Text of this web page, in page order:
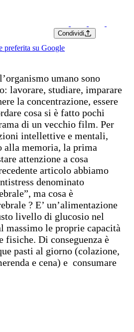
Condividi
preferita su Google
umano sono
lavorare, studiare, imparare
la concentrazione, essere
cosa si è fatto pochi
di un vecchio film. Per
intellettive e mentali,
alla memoria, la prima
attenzione a cosa
articolo abbiamo
denominato
ma cosa è
? E’ un’alimentazione
livello di glucosio nel
massimo le proprie capacità
fisiche. Di conseguenza è
pasti al giorno (colazione,
e cena) e consumare